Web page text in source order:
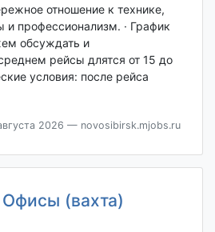
отношение к технике,
профессионализм. · График
обсуждать и
рейсы длятся от 15 до
условия: после рейса
2026 — novosibirsk.mjobs.ru
(вахта)